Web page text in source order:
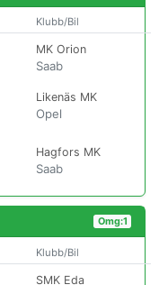
Klubb/Bil
MK Orion
Saab
Likenäs MK
Opel
Hagfors MK
Saab
Omg:1
Klubb/Bil
SMK Eda